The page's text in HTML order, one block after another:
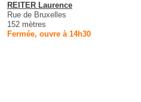
REITER Laurence
Rue de Bruxelles
152 mètres
Fermée, ouvre à 14h30